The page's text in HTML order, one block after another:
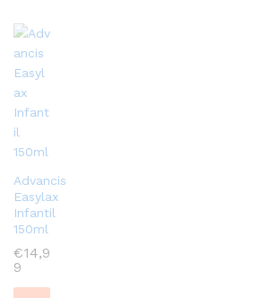
Advancis
Easylax
Infantil
150ml
€14,9
9